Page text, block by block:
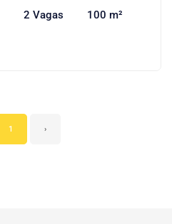
2 Vagas 100 m²
1 ›